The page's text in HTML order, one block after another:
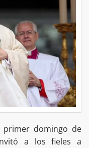
primer domingo de
a los fieles a